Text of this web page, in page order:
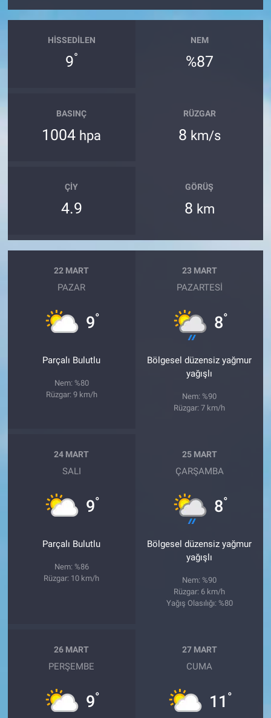
HISSEDILEN
9°
NEM
%87
BASINÇ
1004 hpa
RÜZGAR
8 km/s
ÇIY
4.9
GÖRÜŞ
8 km
22 MART
PAZAR
9°
Parçalı Bulutlu
Nem: %80
Rüzgar: 9 km/h
23 MART
PAZARTESI
8°
Bölgesel düzensiz yağmur
yağışlı
Nem: %90
Rüzgar: 7 km/h
24 MART
SALI
9°
Parçalı Bulutlu
Nem: %86
Rüzgar: 10 km/h
25 MART
ÇARŞAMBA
8°
Bölgesel düzensiz yağmur
yağışlı
Nem: %90
Rüzgar: 6 km/h
Yağış Olasılığı: %80
26 MART
PERŞEMBE
9°
27 MART
CUMA
11 °